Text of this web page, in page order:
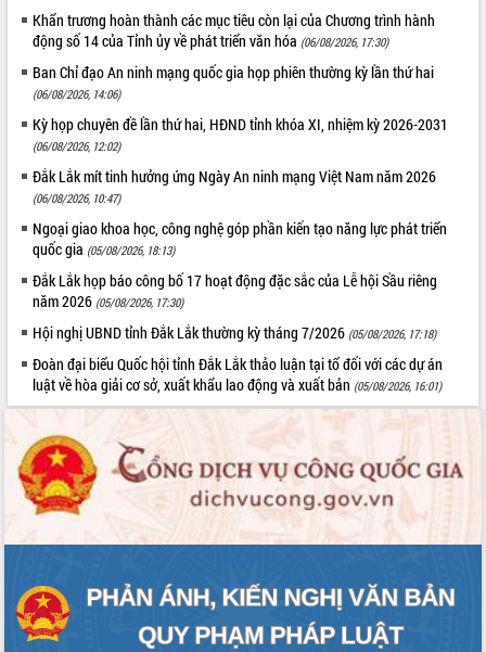
Khởi động Dự án Đầu tư xây dựng hạ
tầng kỹ thuật Cụm công nghiệp Tân
Tiến
Gặp mặt các cơ quan báo chí nhân Kỷ
niệm 101 năm Ngày Báo chí Cách
mạng Việt Nam
Đắk Lắk sơ kết 4 năm triển khai thực
hiện Đề án 06 của Chính phủ
Họp báo thông tin về Hội nghị Công bố
Quy hoạch và Xúc tiến đầu tư tỉnh Đắk
Lắk
Khơi thông điểm nghẽn, đẩy nhanh
giải ngân vốn khắc phục thiên tai
HĐND tỉnh thông qua điều chỉnh Quy
hoạch tỉnh thời kỳ 2021-2030
Hội thảo góp ý hồ sơ điều chỉnh quy
hoạch tỉnh Đắk Lắk thời kỳ 2021-2030,
tầm nhìn đến năm 2050
Nâng cao hiệu quả hoạt động của các
doanh nghiệp nhà nước
Hội nghị triển khai kết nối mạng
truyền số liệu chuyên dùng phục vụ cơ
quan Đảng, Nhà nước
tay làm sạch môi trường
Xã Ea Kar bước chuyển mình trong
công tác cải cách hành chính mô hình
Khẩn trương hoàn thành các mục tiêu còn lại của Chương trình hành
động số 14 của Tỉnh ủy về phát triển văn hóa (06/08/2026, 17:30)
Ban Chỉ đạo An ninh mạng quốc gia họp phiên thường kỳ lần thứ hai
(06/08/2026, 14:06)
Kỳ họp chuyên đề lần thứ hai, HĐND tỉnh khóa XI, nhiệm kỳ 2026-2031
(06/08/2026, 12:02)
Đắk Lắk mít tinh hưởng ứng Ngày An ninh mạng Việt Nam năm 2026
(06/08/2026, 10:47)
Ngoại giao khoa học, công nghệ góp phần kiến tạo năng lực phát triển
quốc gia (05/08/2026, 18:13)
Đắk Lắk họp báo công bố 17 hoạt động đặc sắc của Lễ hội Sầu riêng
năm 2026 (05/08/2026, 17:30)
Hội nghị UBND tỉnh Đắk Lắk thường kỳ tháng 7/2026 (05/08/2026, 17:18)
Đoàn đại biểu Quốc hội tỉnh Đắk Lắk thảo luận tại tổ đối với các dự án
luật về hòa giải cơ sở, xuất khẩu lao động và xuất bản (05/08/2026, 16:01)